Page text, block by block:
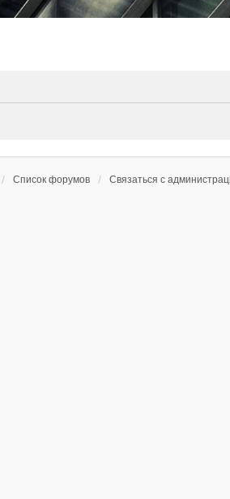
Список форумов Связаться с